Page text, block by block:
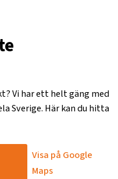
Vi har ett helt gäng med
Sverige. Här kan du hitta
Visa på Google
Maps